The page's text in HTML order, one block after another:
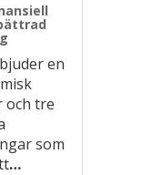
en
och tre
som
…